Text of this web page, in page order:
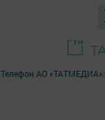
Телефон АО «ТАТМЕДИА»: